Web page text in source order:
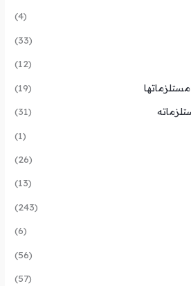
(4)
(33)
(12)
(19)
(31)
(1)
(26)
(13)
(243)
(6)
(56)
(57)